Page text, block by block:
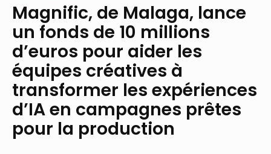
Magnific, de Malaga, lance
un fonds de 10 millions
d’euros pour aider les
équipes créatives à
transformer les expériences
d’IA en campagnes prêtes
pour la production